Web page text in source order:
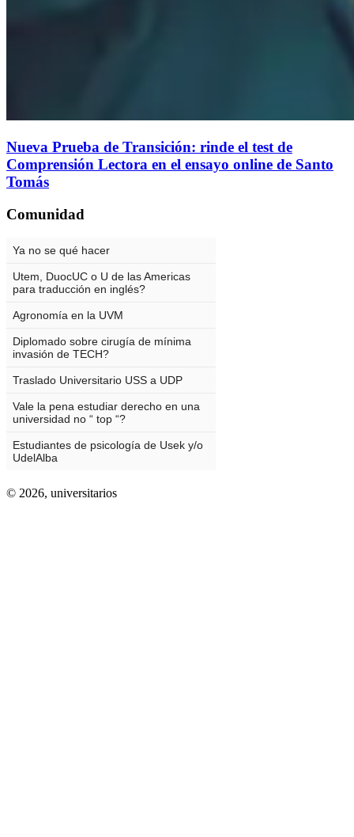
Nueva Prueba de Transición: rinde el test de
Comprensión Lectora en el ensayo online de Santo
Tomás
Comunidad
© 2026, universitarios